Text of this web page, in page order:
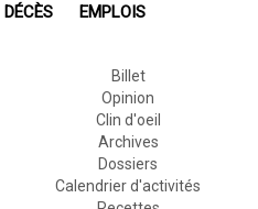
DÉCÈS EMPLOIS
Billet
Opinion
Clin d'oeil
Archives
Dossiers
Calendrier d'activités